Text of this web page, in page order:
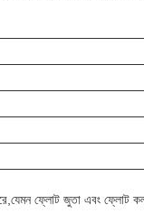
করে,যেমন ফ্লোট জুতা এবং ফ্লোট